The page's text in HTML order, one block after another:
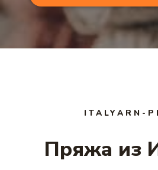
ITALYARN-
Пряжа из